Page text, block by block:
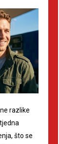
razlike
što se